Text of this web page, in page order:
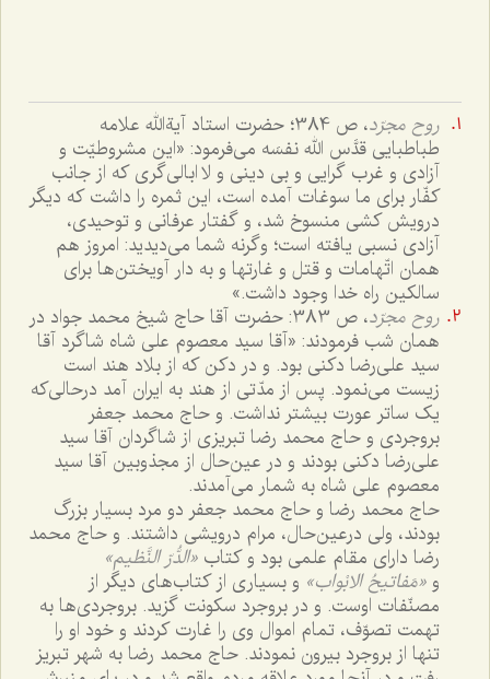
روح مجرّد
، ص 384؛ حضرت استاد آیةالله علامه
طباطبایی قدَّس الله نفسَه می‌فرمود: «این مشروطیّت و
آزادی و غرب گرایی و بی دینی و لا ابالی‌گری که از جانب
کفّار برای ما سوغات آمده است، این ثمره را داشت که دیگر
درویش کشی منسوخ شد، و گفتار عرفانی و توحیدی،
آزادی نسبی یافته است؛ وگرنه شما می‌دیدید: امروز هم
همان اتّهامات و قتل و غارتها و به دار آویختن‌ها برای
سالکین راه خدا وجود داشت.»
روح مجرّد
، ص 383: حضرت آقا حاج شیخ محمد جواد در
همان شب فرمودند: «آقا سید معصوم علی شاه شاگرد آقا
سید علی‌رضا دکنی بود. و در دکن که از بلاد هند است
زیست می‌نمود. پس از مدّتی از هند به ایران آمد درحالی‌که
یک ساتر عورت بیشتر نداشت. و حاج محمد جعفر
بروجردی و حاج محمد رضا تبریزی از شاگردان آقا سید
علی‌رضا دکنی بودند و در عین‌حال از مجذوبین آقا سید
معصوم علی شاه به شمار می‌آمدند.
حاج محمد رضا و حاج محمد جعفر دو مرد بسیار بزرگ
بودند، ولی درعین‌حال، مرام درویشی داشتند. و حاج محمد
رضا دارای مقام علمی بود و کتاب «الدُّرّ النَّظیم»
و «مَفاتیحُ الابْواب» و بسیاری از کتاب‌های دیگر از
مصنّفات اوست. و در بروجرد سکونت گزید. بروجردی‌ها به
تهمت تصوّف، تمام اموال وی را غارت کردند و خود او را
تنها از بروجرد بیرون نمودند. حاج محمد رضا به شهر تبریز